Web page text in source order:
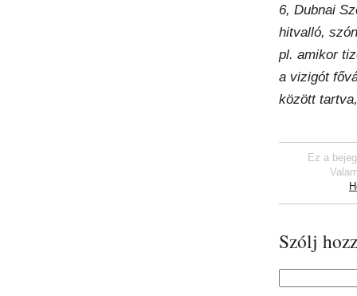
6, Dubnai
hitvalló,
pl. amikor
a vizigót
között
Ez a
Szólj